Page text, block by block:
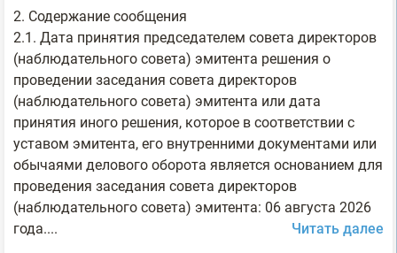
2. Содержание сообщения
2.1. Дата принятия председателем совета директоров
(наблюдательного совета) эмитента решения о
проведении заседания совета директоров
(наблюдательного совета) эмитента или дата
принятия иного решения, которое в соответствии с
уставом эмитента, его внутренними документами или
обычаями делового оборота является основанием для
проведения заседания совета директоров
(наблюдательного совета) эмитента: 06 августа 2026
года....
Читать далее